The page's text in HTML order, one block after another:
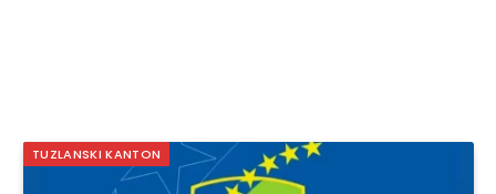
TUZLANSKI KANTON